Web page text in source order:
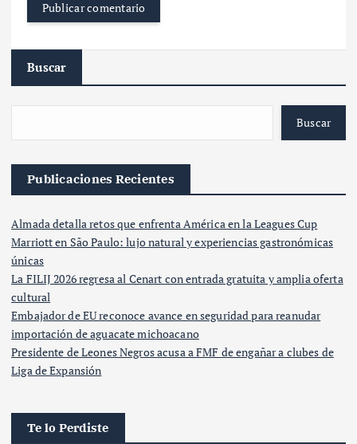
Buscar
Buscar
Publicaciones Recientes
Almada detalla retos que enfrenta América en la Leagues Cup
Marriott en São Paulo: lujo natural y experiencias gastronómicas
únicas
La FILIJ 2026 regresa al Cenart con entrada gratuita y amplia oferta
cultural
Embajador de EU reconoce avance en seguridad para reanudar
importación de aguacate michoacano
Presidente de Leones Negros acusa a FMF de engañar a clubes de
Liga de Expansión
Te lo Perdiste